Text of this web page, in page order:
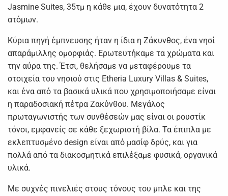
Jasmine Suites, 35τμ η κάθε μια, έχουν δυνατότητα 2
ατόμων.
Κύρια πηγή έμπνευσης ήταν η ίδια η Ζάκυνθος, ένα νησί
απαράμιλλης ομορφιάς. Ερωτευτήκαμε τα χρώματα και
την αύρα της. Έτσι, θελήσαμε να μεταφέρουμε τα
στοιχεία του νησιού στις Etheria Luxury Villas & Suites,
και ένα από τα βασικά υλικά που χρησιμοποιήσαμε είναι
η παραδοσιακή πέτρα Ζακύνθου. Μεγάλος
πρωταγωνιστής των συνθέσεών μας είναι οι ρουστίκ
τόνοι, εμφανείς σε κάθε ξεχωριστή βίλα. Τα έπιπλα με
εκλεπτυσμένο design είναι από μασίφ δρύς, και για
πολλά από τα διακοσμητικά επιλέξαμε φυσικά, οργανικά
υλικά.
Με συχνές πινελιές στους τόνους του μπλε και της